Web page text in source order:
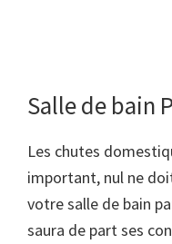
Salle de bain
Les chutes
important, nul ne
votre salle de bain
saura de part ses